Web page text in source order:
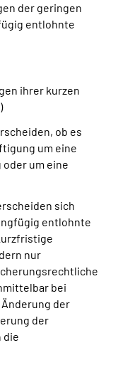
der geringen
entlohnte
ihrer kurzen
ob es
um eine
um eine
sich
entlohnte
nur
bei
der
der
die